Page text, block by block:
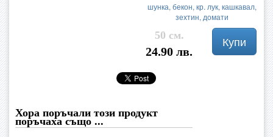
шунка, бекон, кр. лук, кашкавал,
зехтин, домати
50 см.
24.90 лв.
Купи
Хора поръчали този продукт
поръчаха също ...